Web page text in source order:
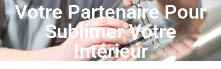
Votre Partenaire Pour
Sublimer Votre
Intérieur